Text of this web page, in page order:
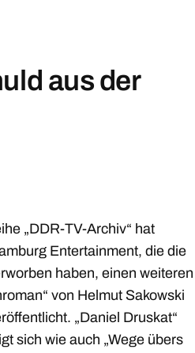
aus der
„DDR-TV-Archiv“ hat
Entertainment, die die
haben, einen weiteren
von Helmut Sakowski
„Daniel Druskat“
sich wie auch „Wege übers